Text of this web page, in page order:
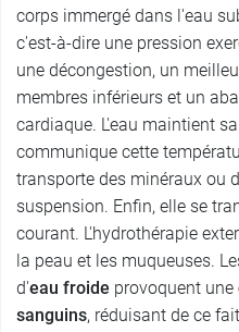
corps immergé dans l'eau
c'est-à-dire une pression
une décongestion, un
membres inférieurs et un
cardiaque. L'eau maintient
communique cette
transporte des minéraux ou
suspension. Enfin, elle se
courant. L'hydrothérapie
la peau et les muqueuses.
d'eau froide provoquent une
sanguins, réduisant de ce